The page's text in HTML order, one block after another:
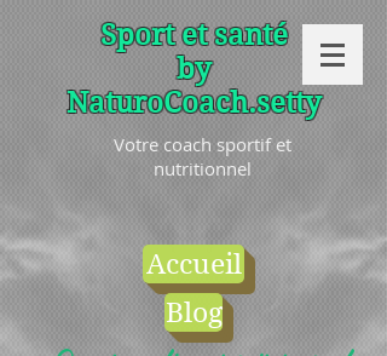
Sport et santé
by
NaturoCoach.setty
Votre coach sportif et
nutritionnel
Accueil
Blog